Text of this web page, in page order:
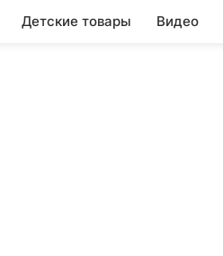
Детские товары Видео